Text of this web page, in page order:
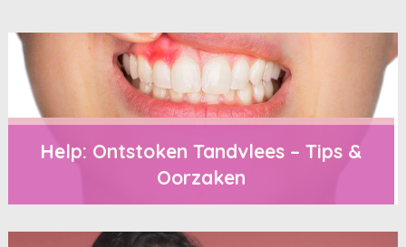
Help: Ontstoken Tandvlees – Tips &
Oorzaken